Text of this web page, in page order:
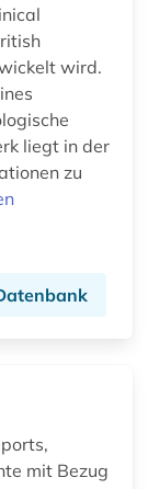
wird.
liegt in der
zu
mit Bezug